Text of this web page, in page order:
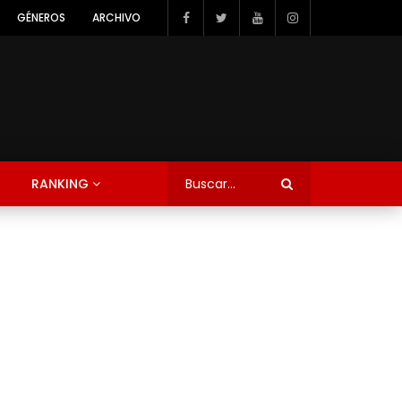
GÉNEROS ARCHIVO
RANKING